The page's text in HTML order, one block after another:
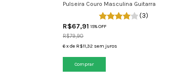
Pulseira Couro Masculina Guitarra
(3)
R$67,91 15% OFF
R$79,90
6xde R$11,32 sem juros
Comprar